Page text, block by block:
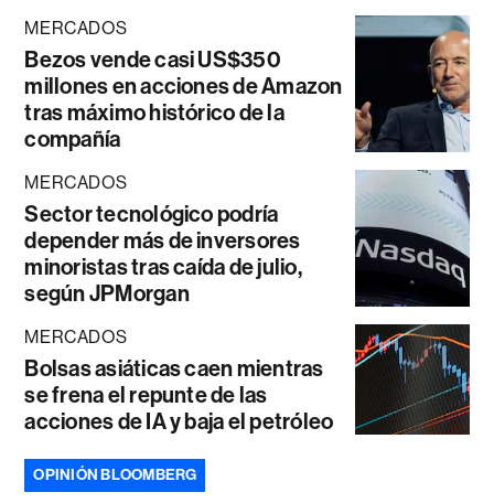
MERCADOS
Bezos vende casi US$350
millones en acciones de Amazon
tras máximo histórico de la
compañía
MERCADOS
Sector tecnológico podría
depender más de inversores
minoristas tras caída de julio,
según JPMorgan
MERCADOS
Bolsas asiáticas caen mientras
se frena el repunte de las
acciones de IA y baja el petróleo
OPINIÓN BLOOMBERG